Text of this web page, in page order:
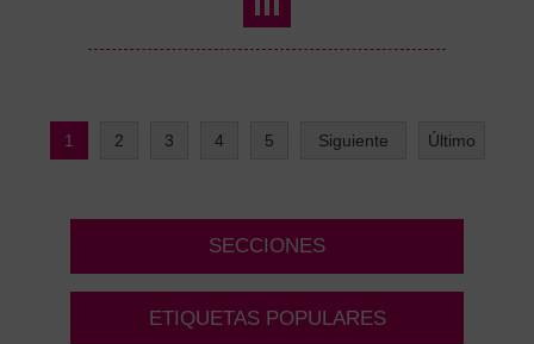
1 2 3 4 5 Siguiente Último
SECCIONES
ETIQUETAS POPULARES